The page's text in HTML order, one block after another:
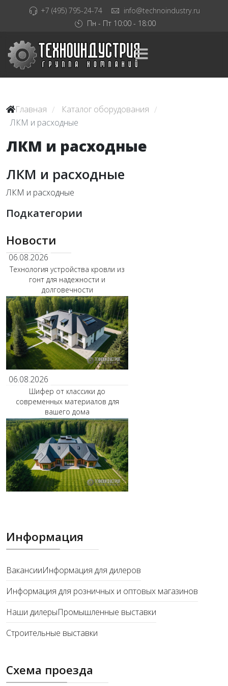
+7 (495) 795-24-74
info@technoindustry.ru
Пн - Пт 10:00 - 18:00
Главная / Каталог оборудования /
ЛКМ и расходные
ЛКМ и расходные
ЛКМ и расходные
ЛКМ и расходные
Подкатегории
Новости
06.08.2026
Технология устройства кровли из
гонт для надежности и
долговечности
06.08.2026
Шифер от классики до
современных материалов для
вашего дома
Информация
ВакансииИнформация для дилеров
Информация для розничных и оптовых магазинов
Наши дилерыПромышленные выставки
Строительные выставки
Схема проезда